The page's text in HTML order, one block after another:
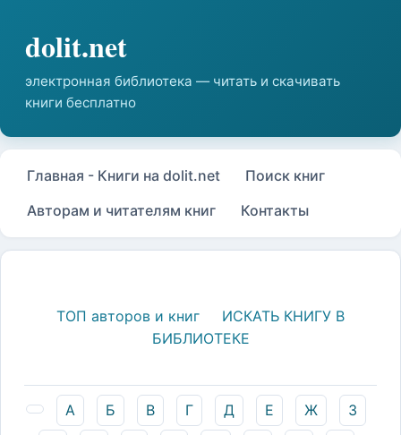
Главная - Книги на dolit.net
Поиск книг
Авторам и читателям книг
Контакты
ТОП авторов и книг
ИСКАТЬ КНИГУ В
БИБЛИОТЕКЕ
А Б В Г Д Е Ж
З